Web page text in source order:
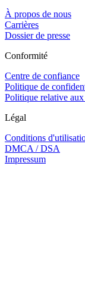
À propos de nous
Carrières
Dossier de presse
Conformité
Centre de confiance
Politique de
Politique relative
Légal
Conditions
DMCA / DSA
Impressum